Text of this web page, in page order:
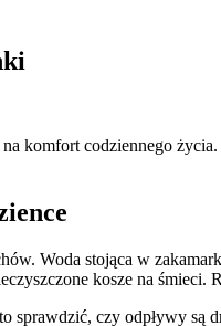
komfort codziennego
Woda stojąca w
kosze na śmieci.
czy odpływy są